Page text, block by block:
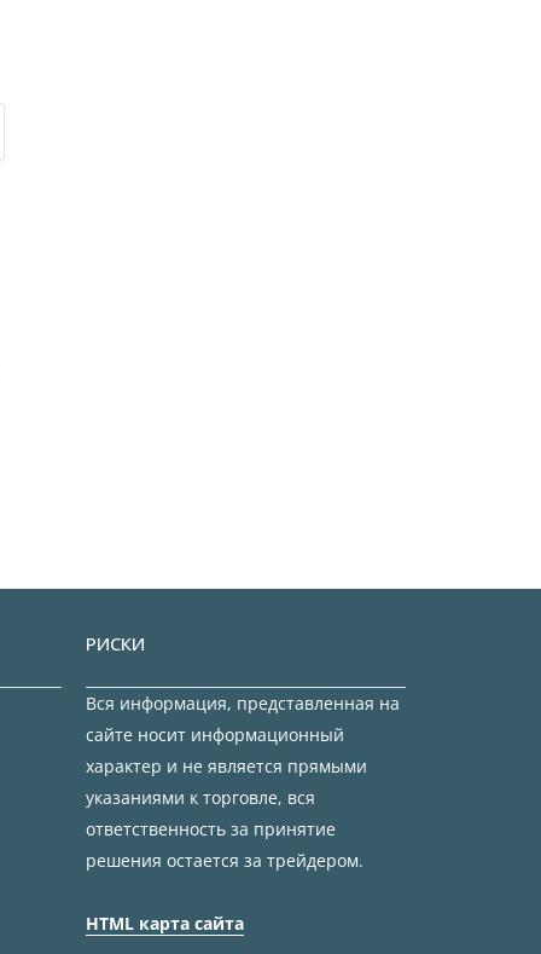
РИСКИ
Вся информация, представленная на
сайте носит информационный
характер и не является прямыми
указаниями к торговле, вся
ответственность за принятие
решения остается за трейдером.
HTML карта сайта